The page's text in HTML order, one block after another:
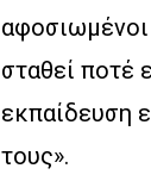
αφοσιωμένοι
σταθεί ποτέ
εκπαίδευση
τους».